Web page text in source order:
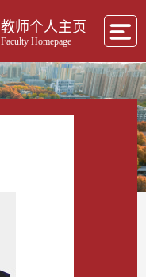
教师个人主页
Faculty Homepage